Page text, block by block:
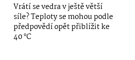
Vrátí se vedra v ještě větší
síle? Teploty se mohou podle
předpovědí opět přiblížit ke
40 °C